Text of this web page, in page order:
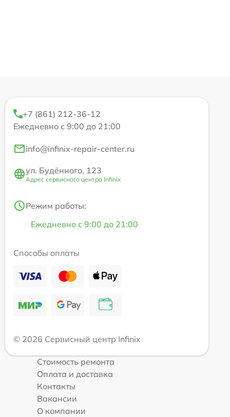
+7 (861) 212-36-12
Ежедневно с 9:00 до 21:00
info@infinix-repair-center.ru
ул. Будённого, 123
Адрес сервисного центра Infinix
Режим работы:
Ежедневно с 9:00 до 21:00
Способы оплаты
© 2026 Сервисный центр Infinix
Стоимость ремонта
Оплата и доставка
Контакты
Вакансии
О компании